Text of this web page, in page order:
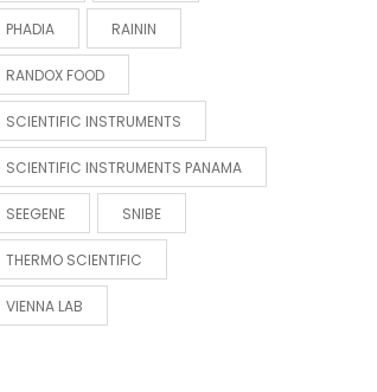
PHADIA RAININ
RANDOX FOOD
SCIENTIFIC INSTRUMENTS
SCIENTIFIC INSTRUMENTS PANAMA
SEEGENE SNIBE
THERMO SCIENTIFIC
VIENNA LAB